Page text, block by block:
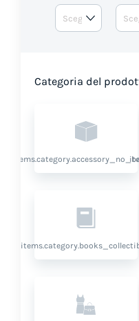
Categoria del